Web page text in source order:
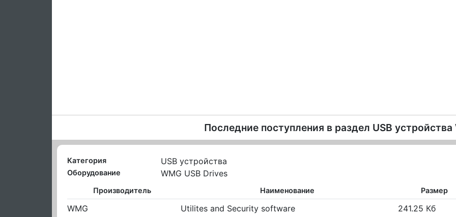
Последние поступления в раздел USB устройства
Категория USB устройства
Оборудование WMG USB Drives
Производитель Наименование Размер
WMG Utilites and Security software 241.25 Кб